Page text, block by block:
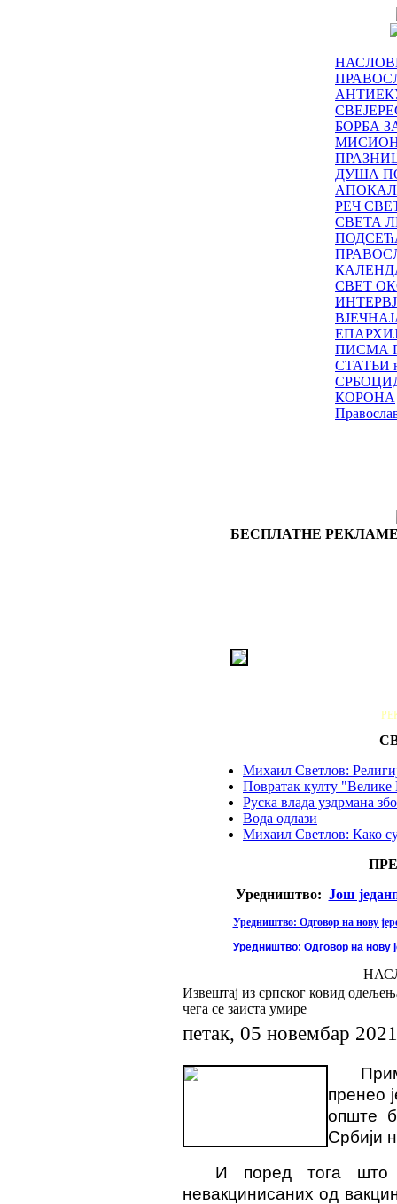
БОРБА
ДУША
РЕЧ
СВЕТА
СВЕТ
ПИСМА
СТАТЬИ
КОРОНА
БЕСПЛАТНЕ
Михаил Светлов:
Повратак култу "Велике
Руска влада уздрмана
Вода одлази
Михаил Светлов: Како
Уредништво: Још
Уредништво: Одговор на нову
Уредништво: Одговор на нову
Извештај из српског ковид
чега се заиста умире
петак, 05 новембар 2021
пренео
опште
Србији
И поред тога
невакцинисаних од